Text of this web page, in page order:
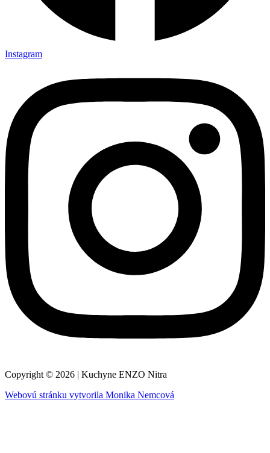
Instagram
Copyright © 2026 | Kuchyne ENZO Nitra
Webovú stránku vytvorila Monika Nemcová